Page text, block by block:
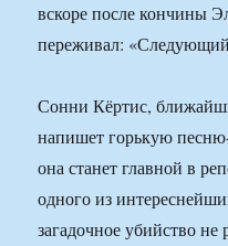
вскоре после кончины
переживал:
Сонни Кёртис,
напишет горькую
она станет главной в
одного из
загадочное убийство